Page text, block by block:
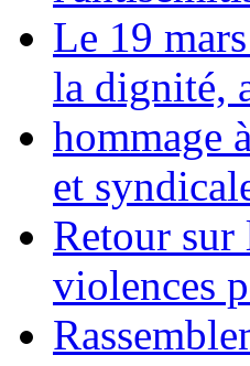
Le 19
la dignité,
hommage
et
Retour sur
violences